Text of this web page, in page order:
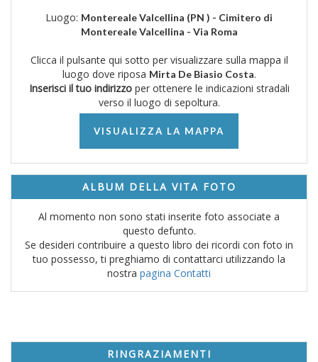
Luogo: Montereale Valcellina (PN ) - Cimitero di
Montereale Valcellina - Via Roma
Clicca il pulsante qui sotto per visualizzare sulla mappa il
luogo dove riposa Mirta De Biasio Costa.
Inserisci il tuo indirizzoper ottenere le indicazioni stradali
verso il luogo di sepoltura.
VISUALIZZA LA MAPPA
ALBUM DELLA VITA FOTO
Al momento non sono stati inserite foto associate a
questo defunto.
Se desideri contribuire a questo libro dei ricordi con foto in
tuo possesso, ti preghiamo di contattarci utilizzando la
nostra pagina Contatti
RINGRAZIAMENTI